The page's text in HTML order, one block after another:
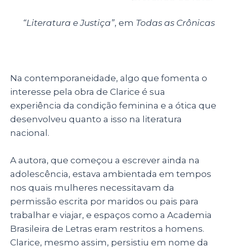
“Literatura e Justiça”, em Todas as Crônicas
Na contemporaneidade, algo que fomenta o
interesse pela obra de Clarice é sua
experiência da condição feminina e a ótica que
desenvolveu quanto a isso na literatura
nacional.
A autora, que começou a escrever ainda na
adolescência, estava ambientada em tempos
nos quais mulheres necessitavam da
permissão escrita por maridos ou pais para
trabalhar e viajar, e espaços como a Academia
Brasileira de Letras eram restritos a homens.
Clarice, mesmo assim, persistiu em nome da